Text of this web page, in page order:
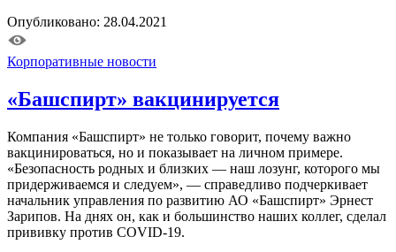
Опубликовано: 28.04.2021
Корпоративные новости
«Башспирт» вакцинируется
Компания «Башспирт» не только говорит, почему важно
вакцинироваться, но и показывает на личном примере.
«Безопасность родных и близких — наш лозунг, которого мы
придерживаемся и следуем», — справедливо подчеркивает
начальник управления по развитию АО «Башспирт» Эрнест
Зарипов. На днях он, как и большинство наших коллег, сделал
прививку против COVID-19.